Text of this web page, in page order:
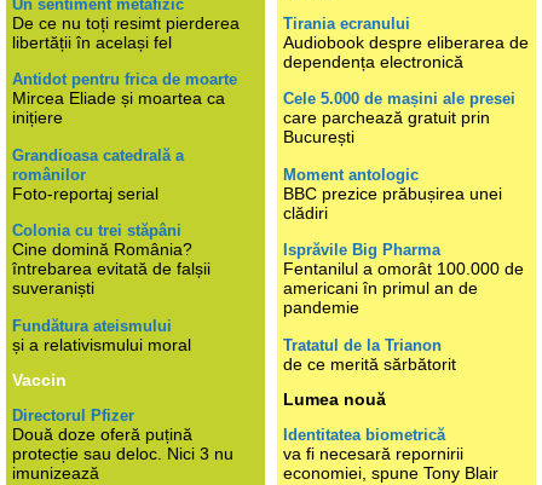
Un sentiment metafizic
De ce nu toți resimt pierderea
libertății în același fel
Antidot pentru frica de moarte
Mircea Eliade și moartea ca
inițiere
Grandioasa catedrală a
românilor
Foto-reportaj serial
Colonia cu trei stăpâni
Cine domină România?
întrebarea evitată de falșii
suveraniști
Fundătura ateismului
și a relativismului moral
Vaccin
Directorul Pfizer
Două doze oferă puțină
protecție sau deloc. Nici 3 nu
imunizează
Tirania ecranului
Audiobook despre eliberarea de
dependența electronică
Cele 5.000 de mașini ale presei
care parchează gratuit prin
București
Moment antologic
BBC prezice prăbușirea unei
clădiri
Isprăvile Big Pharma
Fentanilul a omorât 100.000 de
americani în primul an de
pandemie
Tratatul de la Trianon
de ce merită sărbătorit
Lumea nouă
Identitatea biometrică
va fi necesară repornirii
economiei, spune Tony Blair